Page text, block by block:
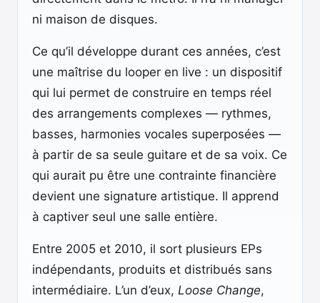
ni maison de disques.
Ce qu’il développe durant ces années, c’est
une maîtrise du looper en live : un dispositif
qui lui permet de construire en temps réel
des arrangements complexes — rythmes,
basses, harmonies vocales superposées —
à partir de sa seule guitare et de sa voix. Ce
qui aurait pu être une contrainte financière
devient une signature artistique. Il apprend
à captiver seul une salle entière.
Entre 2005 et 2010, il sort plusieurs EPs
indépendants, produits et distribués sans
intermédiaire. L’un d’eux, Loose Change,